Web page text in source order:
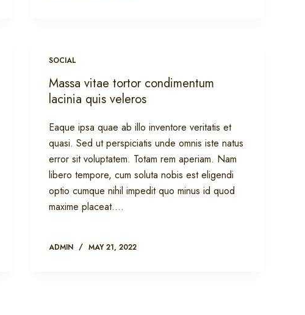
SOCIAL
Massa vitae tortor condimentum
lacinia quis veleros
Eaque ipsa quae ab illo inventore veritatis et
quasi. Sed ut perspiciatis unde omnis iste natus
error sit voluptatem. Totam rem aperiam. Nam
libero tempore, cum soluta nobis est eligendi
optio cumque nihil impedit quo minus id quod
maxime placeat.…
ADMIN MAY 21, 2022